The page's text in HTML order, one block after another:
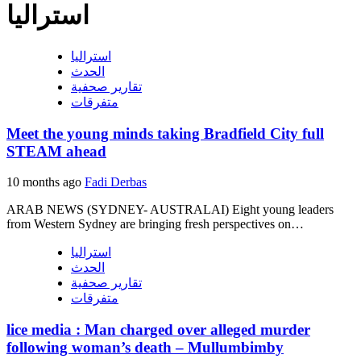
استراليا
استراليا
الحدث
تقارير صحفية
متفرقات
Meet the young minds taking Bradfield City full
STEAM ahead
10 months ago Fadi Derbas
ARAB NEWS (SYDNEY- AUSTRALAI) Eight young leaders
from Western Sydney are bringing fresh perspectives on…
استراليا
الحدث
تقارير صحفية
متفرقات
lice media : Man charged over alleged murder
following woman’s death – Mullumbimby